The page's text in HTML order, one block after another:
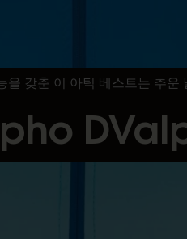
갖춘 이 아틱 베스트는 추운